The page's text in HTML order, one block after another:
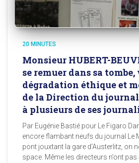
20 MINUTES
Monsieur HUBERT-
se remuer dans sa tombe,
dégradation éthique et
de la Direction du journal
à plusieurs de ses
Par Eugénie Bastié pour Le Figaro
encore flambant neufs du journal Le
pont jouxtant la gare d’Austerlitz, on
space. Même les directeurs n’ont